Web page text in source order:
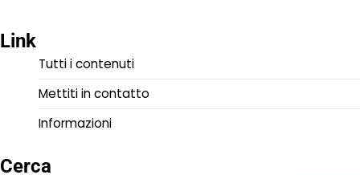
Link
Tutti i contenuti
Mettiti in contatto
Informazioni
Cerca